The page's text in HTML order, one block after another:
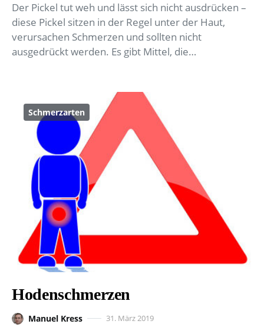
Der Pickel tut weh und lässt sich nicht ausdrücken –
diese Pickel sitzen in der Regel unter der Haut,
verursachen Schmerzen und sollten nicht
ausgedrückt werden. Es gibt Mittel, die…
Schmerzarten
Hodenschmerzen
Manuel Kress 31. März 2019